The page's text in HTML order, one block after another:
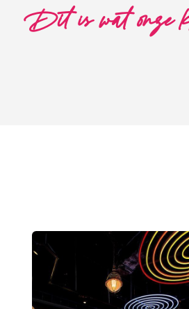
Dit is wat onze